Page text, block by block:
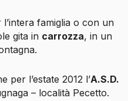
famiglia o con un
gita in carrozza, in un
per l’estate 2012 l’A.S.D.
– località Pecetto.